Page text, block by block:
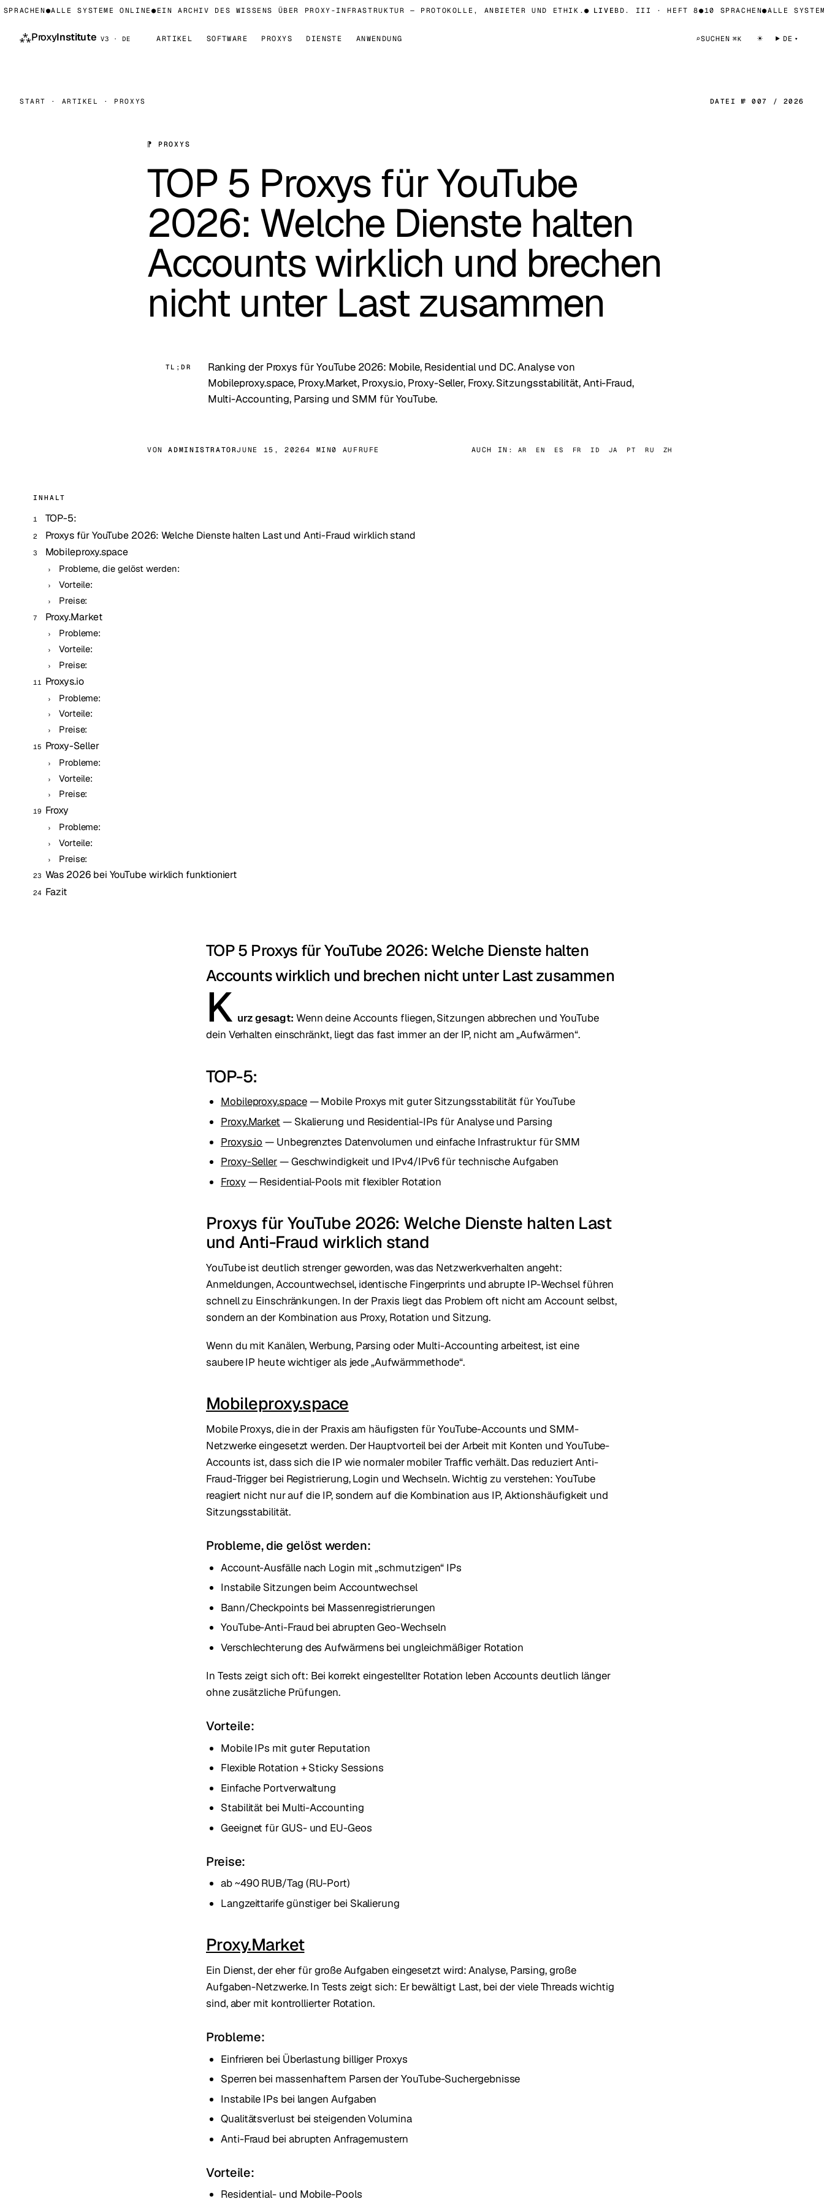
●ALLE SYSTEME ONLINE● EIN ARCHIV DES WISSENS ÜBER PROXY-INFRASTRUKTUR — PROTOKOLLE, ANBIETER UND ETHIK.● LIVEBD. III · HEFT 8●10 SPRACHEN●ALLE SYSTEME
⁂ProxyInstitute V3 · DE ARTIKEL SOFTWARE PROXYS DIENSTE ANWENDUNG ⌕SUCHEN ⌘K ☀ DE
START · ARTIKEL · PROXYS DATEI № 007 / 2026
⁋ PROXYS
TOP 5 Proxys für YouTube
2026: Welche Dienste halten
Accounts wirklich und brechen
nicht unter Last zusammen
TL;DR
Ranking der Proxys für YouTube 2026: Mobile, Residential und DC. Analyse von
Mobileproxy.space, Proxy.Market, Proxys.io, Proxy-Seller, Froxy. Sitzungsstabilität, Anti-Fraud,
Multi-Accounting, Parsing und SMM für YouTube.
VON ADMINISTRATORJUNE 15, 20264 MIN0 AUFRUFE AUCH IN: AR EN ES FR ID JA PT RU ZH
INHALT
TOP-5:
Proxys für YouTube 2026: Welche Dienste halten Last und Anti-Fraud wirklich stand
Mobileproxy.space
Probleme, die gelöst werden:
Vorteile:
Preise:
Proxy.Market
Probleme:
Vorteile:
Preise:
Proxys.io
Probleme:
Vorteile:
Preise:
Proxy-Seller
Probleme:
Vorteile:
Preise:
Froxy
Probleme:
Vorteile:
Preise:
Was 2026 bei YouTube wirklich funktioniert
Fazit
TOP 5 Proxys für YouTube 2026: Welche Dienste halten
Accounts wirklich und brechen nicht unter Last zusammen
K urz gesagt: Wenn deine Accounts fliegen, Sitzungen abbrechen und YouTube
dein Verhalten einschränkt, liegt das fast immer an der IP, nicht am „Aufwärmen“.
TOP-5:
Mobileproxy.space— Mobile Proxys mit guter Sitzungsstabilität für YouTube
Proxy.Market — Skalierung und Residential-IPs für Analyse und Parsing
Proxys.io — Unbegrenztes Datenvolumen und einfache Infrastruktur für SMM
Proxy-Seller— Geschwindigkeit und IPv4/IPv6 für technische Aufgaben
Froxy— Residential-Pools mit flexibler Rotation
Proxys für YouTube 2026: Welche Dienste halten Last
und Anti-Fraud wirklich stand
YouTube ist deutlich strenger geworden, was das Netzwerkverhalten angeht:
Anmeldungen, Accountwechsel, identische Fingerprints und abrupte IP-Wechsel führen
schnell zu Einschränkungen. In der Praxis liegt das Problem oft nicht am Account selbst,
sondern an der Kombination aus Proxy, Rotation und Sitzung.
Wenn du mit Kanälen, Werbung, Parsing oder Multi-Accounting arbeitest, ist eine
saubere IP heute wichtiger als jede „Aufwärmmethode“.
Mobileproxy.space
Mobile Proxys, die in der Praxis am häufigsten für YouTube-Accounts und SMM-
Netzwerke eingesetzt werden. Der Hauptvorteil bei der Arbeit mit Konten und YouTube-
Accounts ist, dass sich die IP wie normaler mobiler Traffic verhält. Das reduziert Anti-
Fraud-Trigger bei Registrierung, Login und Wechseln. Wichtig zu verstehen: YouTube
reagiert nicht nur auf die IP, sondern auf die Kombination aus IP, Aktionshäufigkeit und
Sitzungsstabilität.
Probleme, die gelöst werden:
Account-Ausfälle nach Login mit „schmutzigen“ IPs
Instabile Sitzungen beim Accountwechsel
Bann/Checkpoints bei Massenregistrierungen
YouTube-Anti-Fraud bei abrupten Geo-Wechseln
Verschlechterung des Aufwärmens bei ungleichmäßiger Rotation
In Tests zeigt sich oft: Bei korrekt eingestellter Rotation leben Accounts deutlich länger
ohne zusätzliche Prüfungen.
Vorteile:
Mobile IPs mit guter Reputation
Flexible Rotation + Sticky Sessions
Einfache Portverwaltung
Stabilität bei Multi-Accounting
Geeignet für GUS- und EU-Geos
Preise:
ab ~490 RUB/Tag (RU-Port)
Langzeittarife günstiger bei Skalierung
Proxy.Market
Ein Dienst, der eher für große Aufgaben eingesetzt wird: Analyse, Parsing, große
Aufgaben-Netzwerke. In Tests zeigt sich: Er bewältigt Last, bei der viele Threads wichtig
sind, aber mit kontrollierter Rotation.
Probleme:
Einfrieren bei Überlastung billiger Proxys
Sperren bei massenhaftem Parsen der YouTube-Suchergebnisse
Instabile IPs bei langen Aufgaben
Qualitätsverlust bei steigenden Volumina
Anti-Fraud bei abrupten Anfragemustern
Vorteile:
Residential- und Mobile-Pools